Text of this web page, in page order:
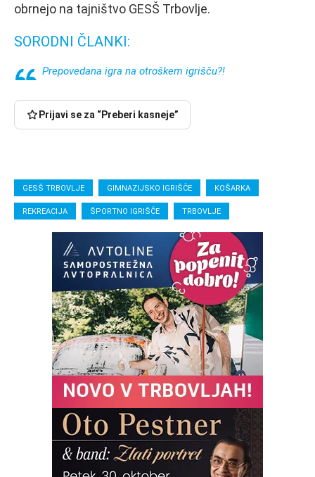
obrnejo na tajništvo GESŠ Trbovlje.
SORODNI ČLANKI:
Prepovedana igra na otroškem igrišču?!
Prijavi se za “Preberi kasneje”
GESŠ TRBOVLJE GIMNAZIJSKO IGRIŠČE KOŠARKA
REKREACIJA ŠPORTNO IGRIŠČE TRBOVLJE